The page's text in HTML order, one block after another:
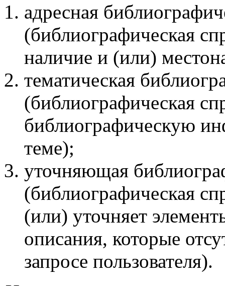
адресная
(библиографическая
наличие и (или)
тематическая
(библиографическая
библиографическую
теме);
уточняющая
(библиографическая
(или) уточняет
описания, которые
запросе пользователя).